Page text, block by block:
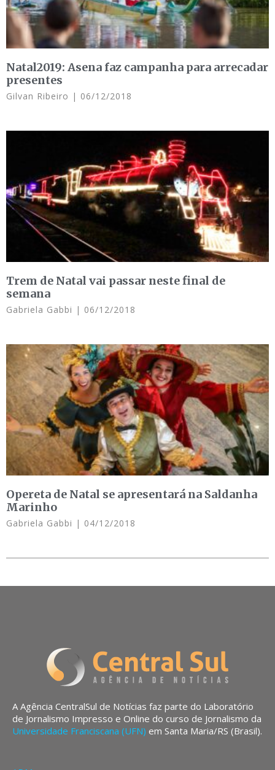
Natal2019: Asena faz campanha para arrecadar
presentes
Gilvan Ribeiro 06/12/2018
Trem de Natal vai passar neste final de
semana
Gabriela Gabbi 06/12/2018
Opereta de Natal se apresentará na Saldanha
Marinho
Gabriela Gabbi 04/12/2018
A Agência CentralSul de Notícias faz parte do Laboratório
de Jornalismo Impresso e Online do curso de Jornalismo da
Universidade Franciscana (UFN) em Santa Maria/RS (Brasil).